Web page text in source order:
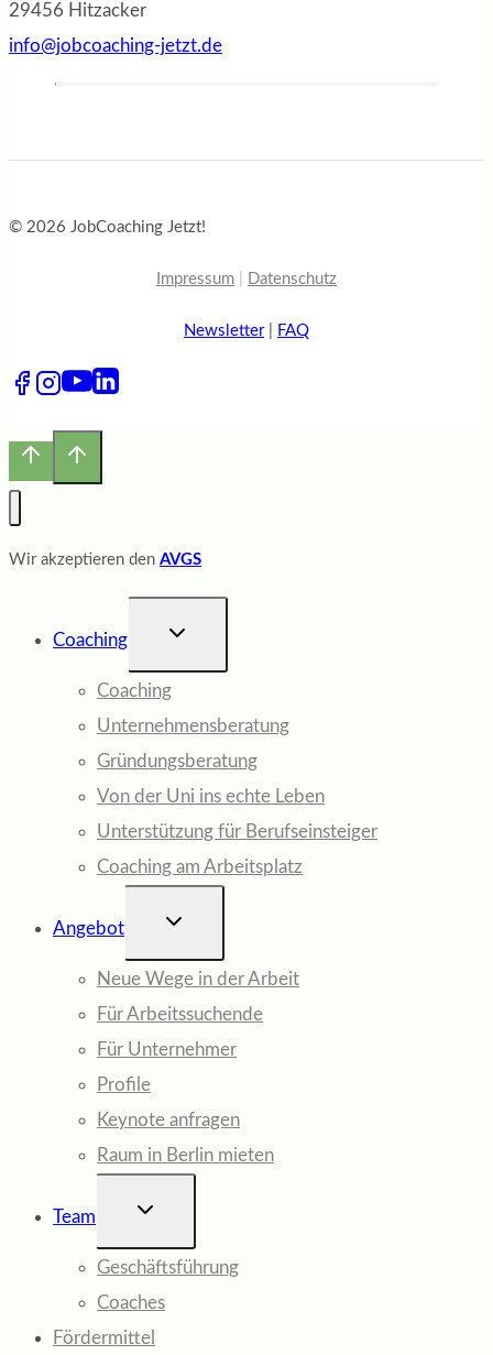
29456 Hitzacker
info@jobcoaching-jetzt.de
© 2026 JobCoaching Jetzt!
Impressum Datenschutz
Newsletter| FAQ
Wir akzeptieren den AVGS
Coaching
UNTERMENÜ
Coaching
Unternehmensberatung
Gründungsberatung
Von der Uni ins echte Leben
Unterstützung für Berufseinsteiger
Coaching am Arbeitsplatz
Angebot
UNTERMENÜ
Neue Wege in der Arbeit
Für Arbeitssuchende
Für Unternehmer
Profile
Keynote anfragen
Raum in Berlin mieten
Team
UNTERMENÜ
Geschäftsführung
Coaches
Fördermittel